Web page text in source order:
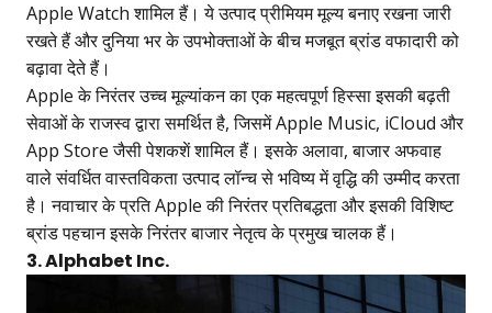
Apple Watch शामिल हैं। ये उत्पाद प्रीमियम मूल्य बनाए रखना जारी
रखते हैं और दुनिया भर के उपभोक्ताओं के बीच मजबूत ब्रांड वफादारी को
बढ़ावा देते हैं।
Apple के निरंतर उच्च मूल्यांकन का एक महत्वपूर्ण हिस्सा इसकी बढ़ती
सेवाओं के राजस्व द्वारा समर्थित है, जिसमें Apple Music, iCloud और
App Store जैसी पेशकशें शामिल हैं। इसके अलावा, बाजार अफवाह
वाले संवर्धित वास्तविकता उत्पाद लॉन्च से भविष्य में वृद्धि की उम्मीद करता
है। नवाचार के प्रति Apple की निरंतर प्रतिबद्धता और इसकी विशिष्ट
ब्रांड पहचान इसके निरंतर बाजार नेतृत्व के प्रमुख चालक हैं।
3. Alphabet Inc.